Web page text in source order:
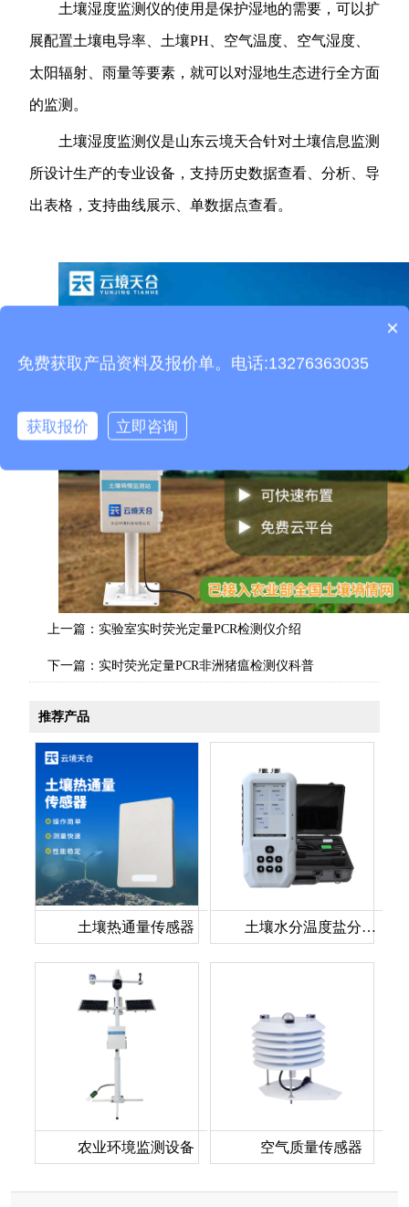
土壤湿度监测仪的使用是保护湿地的需要，可以扩
展配置土壤电导率、土壤PH、空气温度、空气湿度、
太阳辐射、雨量等要素，就可以对湿地生态进行全方面
的监测。
土壤湿度监测仪是山东云境天合针对土壤信息监测
所设计生产的专业设备，支持历史数据查看、分析、导
出表格，支持曲线展示、单数据点查看。
上一篇： 实验室实时荧光定量PCR检测仪介绍
下一篇： 实时荧光定量PCR非洲猪瘟检测仪科普
推荐产品
土壤热通量传感器 土壤水分温度盐分测定仪
农业环境监测设备 空气质量传感器
产品包含安装吗？
×
免费获取产品资料及报价单。电话:13276363035
获取报价 立即咨询